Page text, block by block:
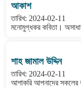
আকাশ
তারিখ: 2024-02-11
মনোমুগ্ধকর কবিতা।
শাহ জামাল উদ্দিন
তারিখ: 2024-02-11
আশাকরি আপনাদের সকলের